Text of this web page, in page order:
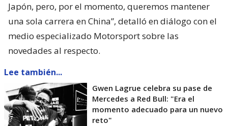
Japón, pero, por el momento, queremos mantener
una sola carrera en China”, detalló en diálogo con el
medio especializado Motorsport sobre las
novedades al respecto.
Lee también...
Gwen Lagrue celebra su pase de
Mercedes a Red Bull: "Era el
momento adecuado para un nuevo
reto"